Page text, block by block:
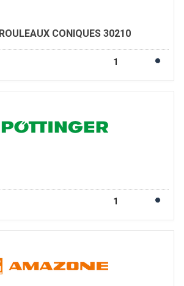
CONIQUES 30210